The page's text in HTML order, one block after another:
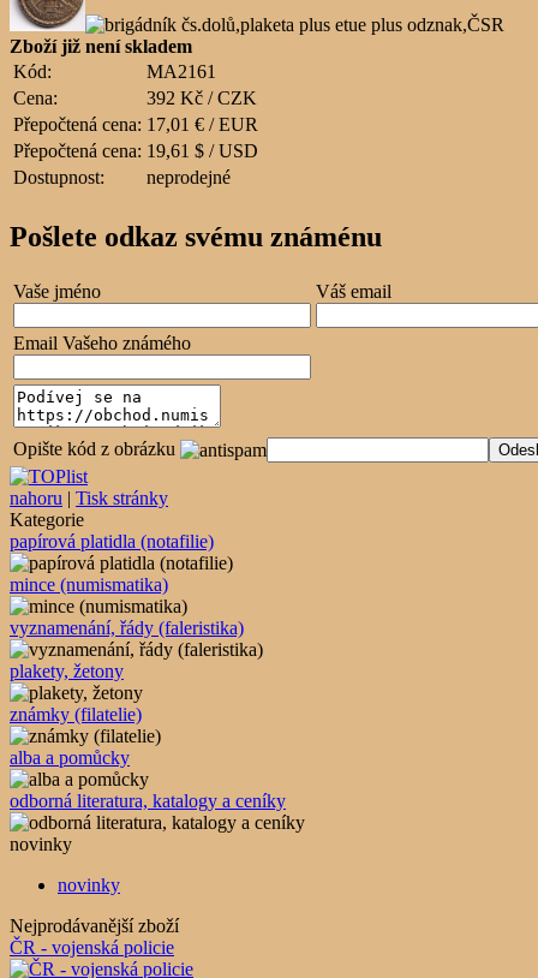
Zboží již není skladem
Kód:
MA2161
Cena:
392 Kč / CZK
Přepočtená cena: 17,01 € / EUR
Přepočtená cena: 19,61 $ / USD
Dostupnost:
neprodejné
Pošlete odkaz svému známénu
Vaše jméno Váš email
Email Vašeho známého
Opište kód z obrázku
nahoru | Tisk stránky
Kategorie
papírová platidla (notafilie)
mince (numismatika)
vyznamenání, řády (faleristika)
plakety, žetony
známky (filatelie)
alba a pomůcky
odborná literatura, katalogy a ceníky
novinky
novinky
Nejprodávanější zboží
ČR - vojenská policie